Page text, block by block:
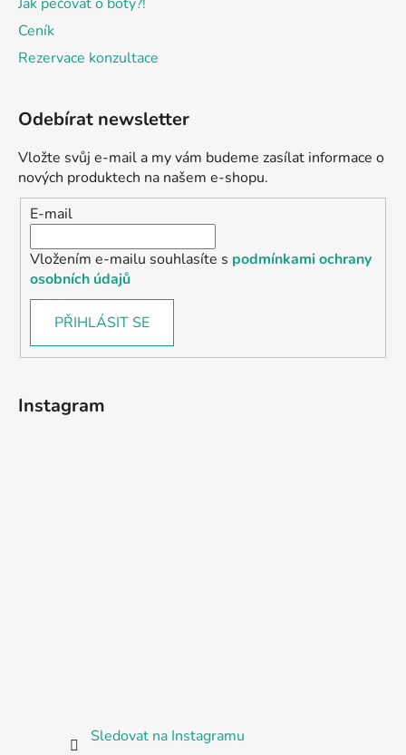
Ceník
Rezervace konzultace
Odebírat newsletter
Vložte svůj e-mail a my vám budeme zasílat informace o
nových produktech na našem e-shopu.
E-mail
Vložením e-mailu souhlasíte s podmínkami ochrany
osobních údajů
PŘIHLÁSIT SE
Instagram
Sledovat na Instagramu